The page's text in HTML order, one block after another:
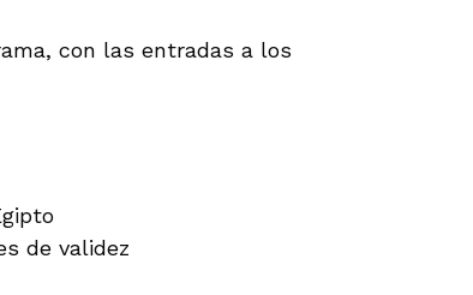
con las entradas a los
de validez